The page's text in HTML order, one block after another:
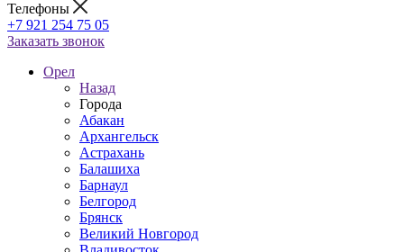
Телефоны
+7 921 254 75 05
Заказать звонок
Орел
Назад
Города
Абакан
Архангельск
Астрахань
Балашиха
Барнаул
Белгород
Брянск
Великий Новгород